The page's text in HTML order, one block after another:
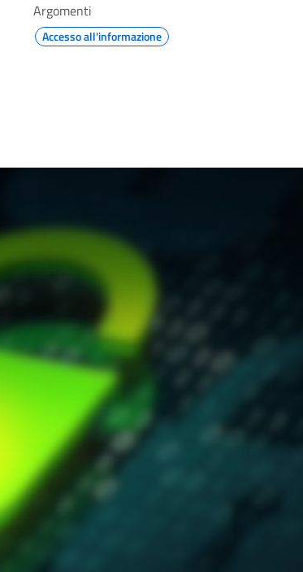
Argomenti
Accesso all'informazione